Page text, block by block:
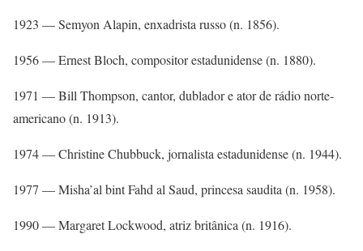
1923 — Semyon Alapin, enxadrista russo (n. 1856).
1956 — Ernest Bloch, compositor estadunidense (n. 1880).
1971 — Bill Thompson, cantor, dublador e ator de rádio norte-
americano (n. 1913).
1974 — Christine Chubbuck, jornalista estadunidense (n. 1944).
1977 — Misha’al bint Fahd al Saud, princesa saudita (n. 1958).
1990 — Margaret Lockwood, atriz britânica (n. 1916).